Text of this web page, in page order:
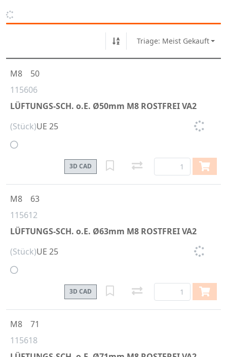
Triage: Meist Gekauft
115606
LÜFTUNGS-SCH. o.E. Ø50mm M8 ROSTFREI VA2
M8 50
(Stück)UE 25
3D CAD
115612
LÜFTUNGS-SCH. o.E. Ø63mm M8 ROSTFREI VA2
M8 63
(Stück)UE 25
3D CAD
115618
M8 71